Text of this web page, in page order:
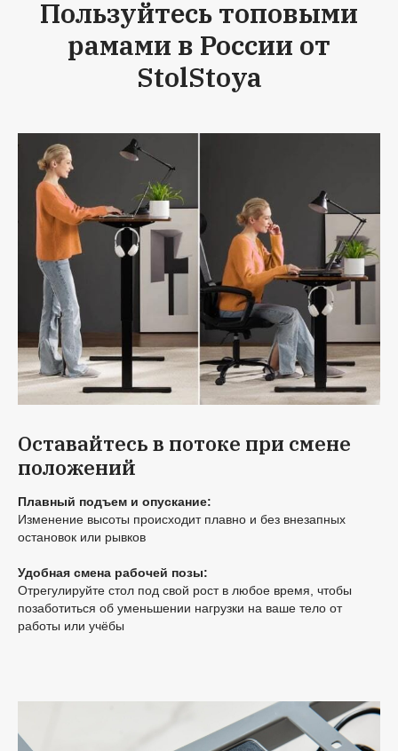
Пользуйтесь топовыми
рамами в России от
StolStoya
Оставайтесь в потоке при смене
положений
Плавный подъем и опускание:
Изменение высоты происходит плавно и без внезапных
остановок или рывков
Удобная смена рабочей позы:
Отрегулируйте стол под свой рост в любое время, чтобы
позаботиться об уменьшении нагрузки на ваше тело от
работы или учёбы